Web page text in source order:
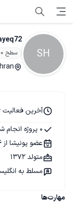
SH سطح ۰
مهارت‌ها
آخرین فعالیت 14 آبان 1396
0 پروژه انجام شده
عضو پونیشا از 14 آبان 1396
متولد 1372
مسلط به